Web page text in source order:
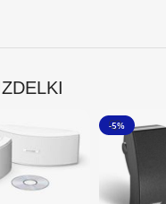
-5%